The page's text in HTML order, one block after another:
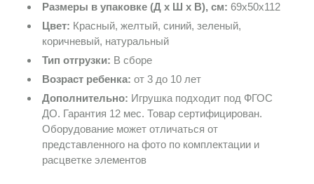
Размеры в упаковке (Д х Ш х В), см: 69х50х112
Цвет: Красный, желтый, синий, зеленый,
коричневый, натуральный
Тип отгрузки: В сборе
Возраст ребенка: от 3 до 10 лет
Дополнительно: Игрушка подходит под ФГОС
ДО. Гарантия 12 мес. Товар сертифицирован.
Оборудование может отличаться от
представленного на фото по комплектации и
расцветке элементов